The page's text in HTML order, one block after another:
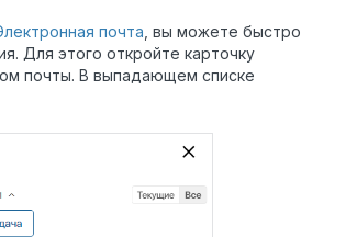
почта , вы можете быстро
Для этого откройте карточку
почты. В выпадающем списке